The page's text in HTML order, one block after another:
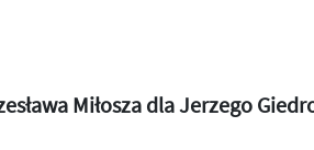
Miłosza dla Jerzego